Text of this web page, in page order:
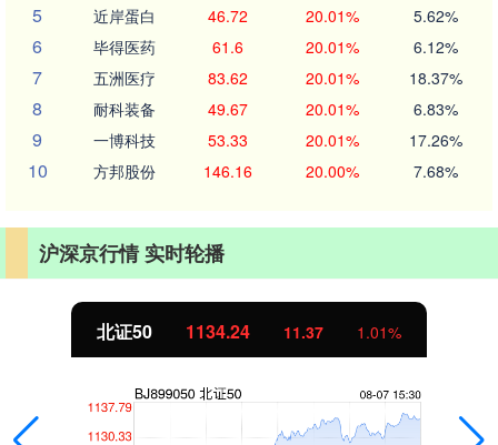
5 近岸蛋白 46.72 20.01% 5.62%
6 毕得医药 61.6 20.01% 6.12%
7 五洲医疗 83.62 20.01% 18.37%
8 耐科装备 49.67 20.01% 6.83%
9 一博科技 53.33 20.01% 17.26%
10 方邦股份 146.16 20.00% 7.68%
沪深京行情 实时轮播
北证50 1134.24 11.37 1.01%